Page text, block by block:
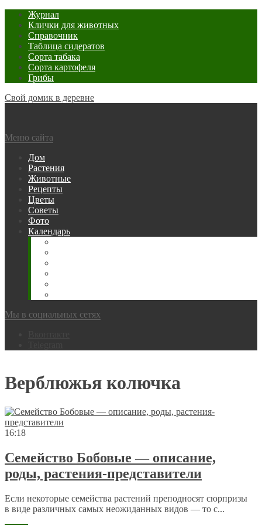
Журнал
Клички для животных
Справочник
Таблица сидератов
Сорта табака
Сорта картофеля
Грибы
Свой домик в деревне
Меню сайта
Дом
Растения
Животные
Рецепты
Цветы
Советы
Фото
Календарь
Мы в социальных сетях
Верблюжья колючка
16:18
Семейство Бобовые — описание,
роды, растения-представители
Если некоторые семейства растений преподносят сюрпризы
в виде различных самых неожиданных видов — то с...